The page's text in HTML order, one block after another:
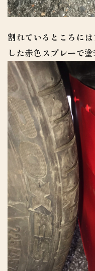
割れているところに
した赤色スプレーで塗